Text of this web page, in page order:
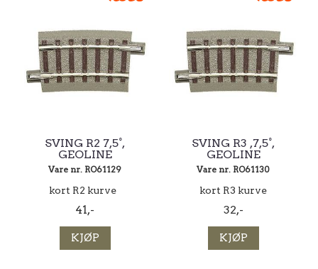
SVING R2 7,5°,
GEOLINE
Vare nr. RO61129
kort R2 kurve
41,-
KJØP
SVING R3 ,7,5°,
GEOLINE
Vare nr. RO61130
kort R3 kurve
32,-
KJØP